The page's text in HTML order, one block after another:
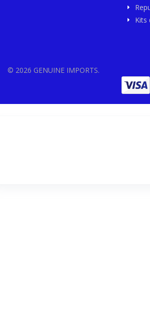
Kits
© 2026 GENUINE IMPORTS.